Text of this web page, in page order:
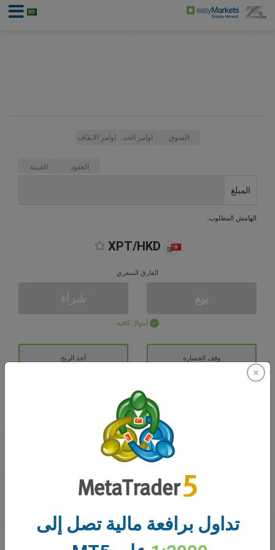
السوق اوامر الحد اوامر الايقاف
العقود القيمة
المبلغ
الهامش المطلوب:
XPT/HKD
الفارق السعري
أموال كافية
وقف الخسارة أخذ الربح
افتح حساب تداول
مكافآتيتداول برافعة مالية تصل إلى